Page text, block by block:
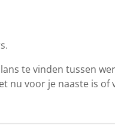
te vinden tussen
nu voor je naaste is